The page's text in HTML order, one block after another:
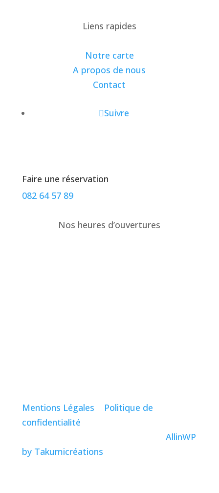
Liens rapides
Notre carte
A propos de nous
Contact
Suivre
Faire une réservation
082 64 57 89
Nos heures d’ouvertures
Mentions Légales
Politique de
confidentialité
AllinWP
by Takumicréations